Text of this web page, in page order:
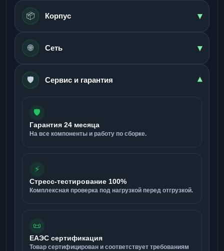
📦 Корпус ▾
🌐 Сеть ▾
🛡️ Сервис и гарантия ▾
🛡️
Гарантия 24 месяца
На все компоненты и работу по сборке.
⚡
Стресс-тестирование 100%
Комплексная проверка под нагрузкой перед отгрузкой.
📜
ЕАЭС сертификация
Товар сертифицирован и соответствует требованиям